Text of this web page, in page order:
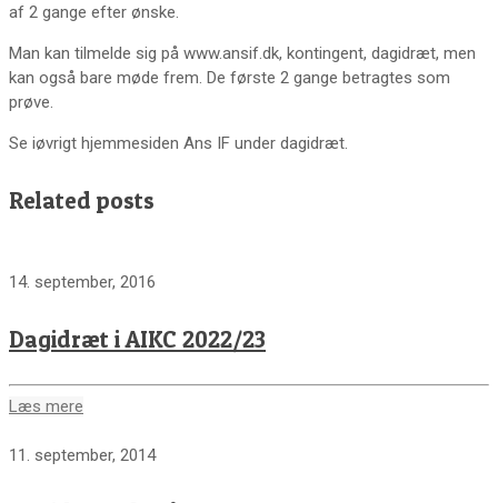
af 2 gange efter ønske.
Man kan tilmelde sig på www.ansif.dk, kontingent, dagidræt, men
kan også bare møde frem. De første 2 gange betragtes som
prøve.
Se iøvrigt hjemmesiden Ans IF under dagidræt.
Related posts
14. september, 2016
Dagidræt i AIKC 2022/23
Læs mere
11. september, 2014